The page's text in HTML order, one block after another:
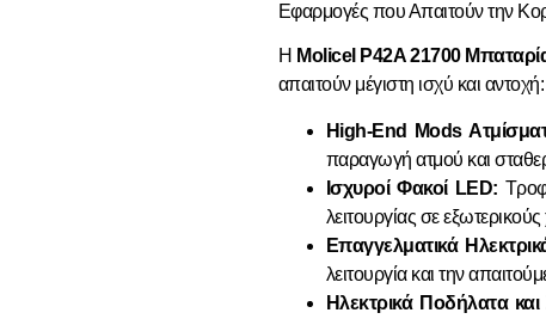
Εφαρμογές που Απαιτούν την
Η Molicel P42A 21700
απαιτούν μέγιστη ισχύ και αντοχή:
High-End Mods
παραγωγή ατμού και
Ισχυροί Φακοί LED:
λειτουργίας σε
Επαγγελματικά
λειτουργία και την
Ηλεκτρικά Ποδήλατα και